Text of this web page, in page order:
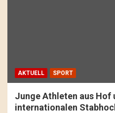
AKTUELL SPORT
Junge Athleten aus Hof
internationalen